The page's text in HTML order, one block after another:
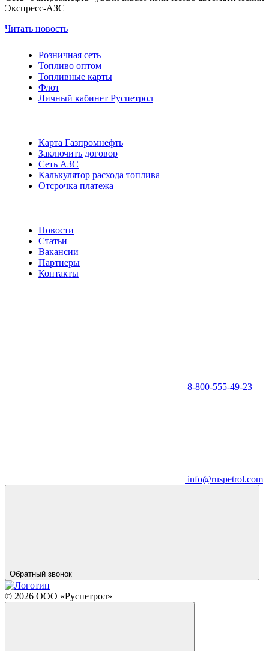
Экспресс-АЗС
Читать новость
Розничная сеть
Топливо оптом
Топливные карты
Флот
Личный кабинет Руспетрол
Карта Газпромнефть
Заключить договор
Сеть АЗС
Калькулятор расхода топлива
Отсрочка платежа
Новости
Статьи
Вакансии
Партнеры
Контакты
8-800-555-49-23
info@ruspetrol.com
Обратный звонок
© 2026 ООО «Руспетрол»